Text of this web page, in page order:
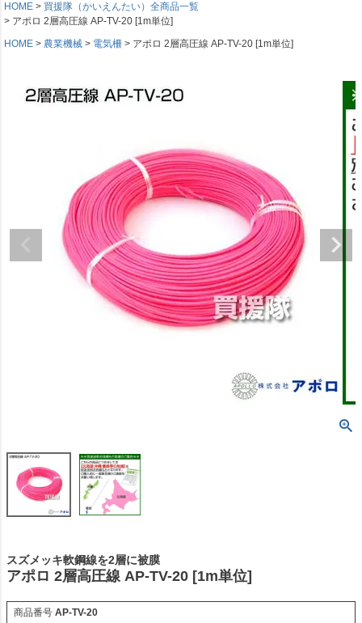
HOME
買援隊（かいえんたい）全商品一覧
アポロ 2層高圧線 AP-TV-20 [1m単位]
HOME
農業機械 電気柵 アポロ 2層高圧線 AP-TV-20 [1m単位]
スズメッキ軟鋼線を2層に被膜
アポロ 2層高圧線 AP-TV-20 [1m単位]
商品番号 AP-TV-20